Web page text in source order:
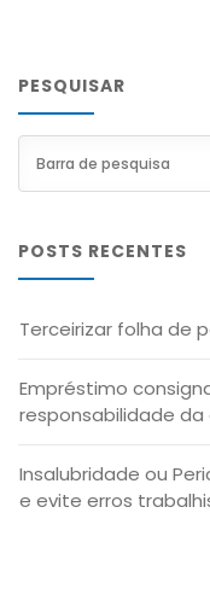
PESQUISAR
POSTS RECENTES
Terceirizar folha de
Empréstimo
responsabilidade
Insalubridade ou
e evite erros